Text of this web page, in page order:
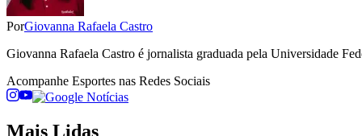
PorGiovanna Rafaela Castro
Giovanna Rafaela Castro é jornalista graduada pela Universidade
Acompanhe Esportes nas Redes Sociais
Mais Lidas